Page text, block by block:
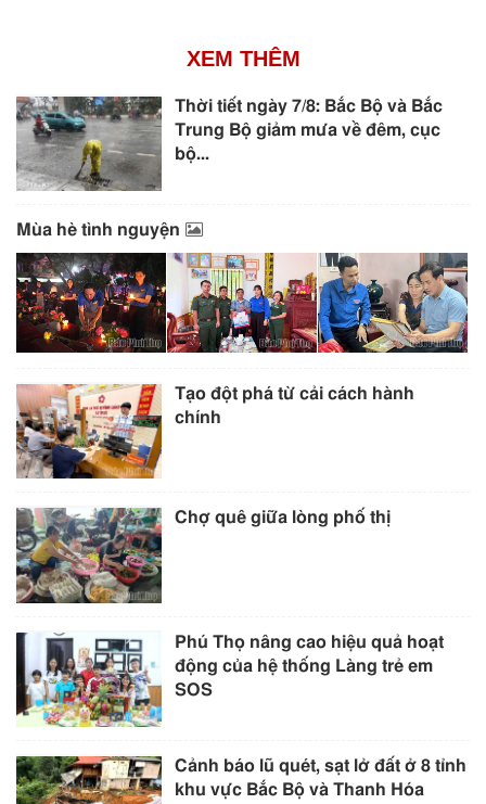
XEM THÊM
Thời tiết ngày 7/8: Bắc Bộ và Bắc
Trung Bộ giảm mưa về đêm, cục
bộ...
Mùa hè tình nguyện
Tạo đột phá từ cải cách hành
chính
Chợ quê giữa lòng phố thị
Phú Thọ nâng cao hiệu quả hoạt
động của hệ thống Làng trẻ em
SOS
Cảnh báo lũ quét, sạt lở đất ở 8 tỉnh
khu vực Bắc Bộ và Thanh Hóa